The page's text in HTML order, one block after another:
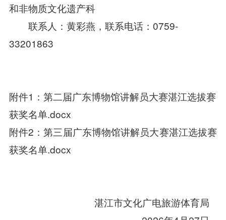
和非物质文化遗产科
联系人：黄彩燕，联系电话：0759-
33201863
附件1：第二届广东博物馆讲解员大赛湛江选拔赛
获奖名单.docx
附件2：第三届广东博物馆讲解员大赛湛江选拔赛
获奖名单.docx
湛江市文化广电旅游体育局